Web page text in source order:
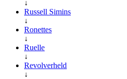
↓
Russell Simins
↓
Ronettes
↓
Ruelle
↓
Revolverheld
↓